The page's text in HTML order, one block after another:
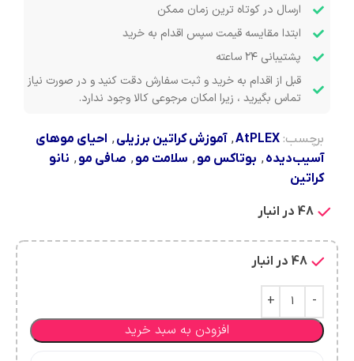
ارسال در کوتاه ترین زمان ممکن
ابتدا مقایسه قیمت سپس اقدام به خرید
پشتیبانی ۲۴ ساعته
قبل از اقدام به خرید و ثبت سفارش دقت کنید و در صورت نیاز
تماس بگیرید ، زیرا امکان مرجوعی کالا وجود ندارد.
برچسب: AtPLEX
, آموزش کراتین برزیلی, احیای موهای
آسیب‌دیده, بوتاکس مو, سلامت مو, صافی مو, نانو
کراتین
48 در انبار
48 در انبار
افزودن به سبد خرید